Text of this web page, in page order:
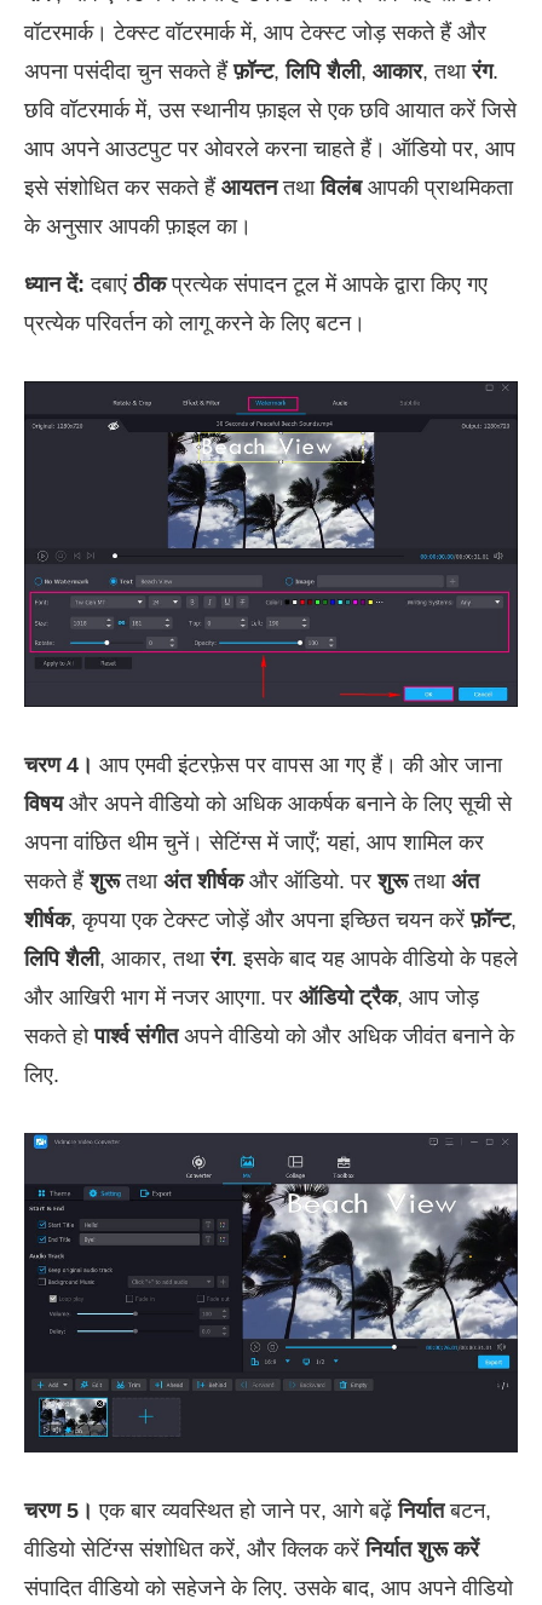
वॉटरमार्क। टेक्स्ट वॉटरमार्क में, आप टेक्स्ट जोड़ सकते हैं और
अपना पसंदीदा चुन सकते हैंफ़ॉन्ट,लिपि शैली, आकार, तथारंग.
छवि वॉटरमार्क में, उस स्थानीय फ़ाइल से एक छवि आयात करें जिसे
आप अपने आउटपुट पर ओवरले करना चाहते हैं। ऑडियो पर, आप
इसे संशोधित कर सकते हैं आयतनतथाविलंबआपकी प्राथमिकता
के अनुसार आपकी फ़ाइल का।
ध्यान दें: दबाएंठीकप्रत्येक संपादन टूल में आपके द्वारा किए गए
प्रत्येक परिवर्तन को लागू करने के लिए बटन।
चरण 4। आप एमवी इंटरफ़ेस पर वापस आ गए हैं। की ओर जाना
विषयऔर अपने वीडियो को अधिक आकर्षक बनाने के लिए सूची से
अपना वांछित थीम चुनें। सेटिंग्स में जाएँ; यहां, आप शामिल कर
सकते हैंशुरूतथा अंत शीर्षकऔर ऑडियो. परशुरूतथा अंत
शीर्षक, कृपया एक टेक्स्ट जोड़ें और अपना इच्छित चयन करेंफ़ॉन्ट,
लिपि शैली, आकार, तथारंग. इसके बाद यह आपके वीडियो के पहले
और आखिरी भाग में नजर आएगा. पर ऑडियो ट्रैक, आप जोड़
सकते होपार्श्व संगीतअपने वीडियो को और अधिक जीवंत बनाने के
लिए.
चरण 5। एक बार व्यवस्थित हो जाने पर, आगे बढ़ेंनिर्यातबटन,
वीडियो सेटिंग्स संशोधित करें, और क्लिक करेंनिर्यात शुरू करें
संपादित वीडियो को सहेजने के लिए. उसके बाद, आप अपने वीडियो